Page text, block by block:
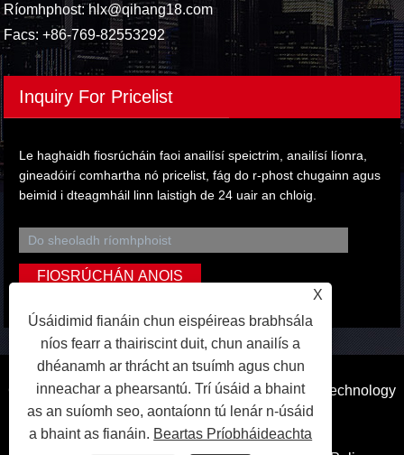
Ríomhphost:hlx@qihang18.com
Facs: +86-769-82553292
Inquiry For Pricelist
Le haghaidh fiosrúcháin faoi anailísí speictrim, anailísí líonra,
gineadóirí comhartha nó pricelist, fág do r-phost chugainn agus
beimid i dteagmháil linn laistigh de 24 uair an chloig.
Cóipcheart © 2023 Dongguan Qihang Electronic Technology
Co.,Ltd. Gach ceart ar cosaint.
X
Úsáidimid fianáin chun eispéireas brabhsála
níos fearr a thairiscint duit, chun anailís a
dhéanamh ar thrácht an tsuímh agus chun
inneachar a phearsantú. Trí úsáid a bhaint
as an suíomh seo, aontaíonn tú lenár n-úsáid
a bhaint as fianáin. Beartas Príobháideachta